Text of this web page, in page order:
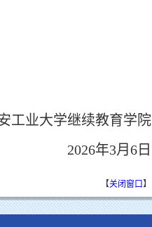
工业大学继续教育学院
2026年3月6日
【关闭窗口】